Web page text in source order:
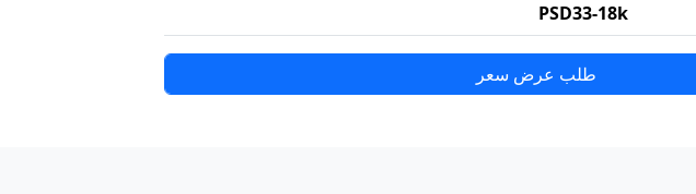
PSD33-18k
طلب عرض سعر